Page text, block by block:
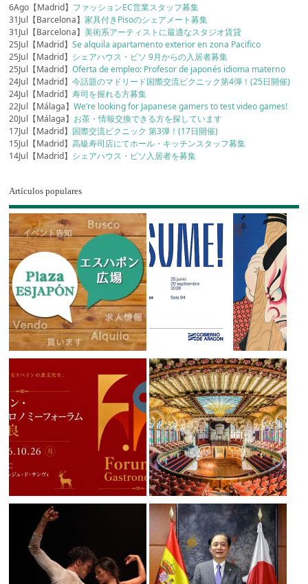
6Ago【Madrid】 ファッションEC営業スタッフ募集
31Jul【Barcelona】家具付きPisoのシェアメート募集
31Jul【Barcelona】美術系アーティストに最適なスタジオ賃貸
25Jul【Madrid】Se alquila apartamento exterior en zona Pacifico
25Jul【Madrid】 シェアハウス・ピソ 9月からの入居者募集
25Jul【Madrid】Oferta de empleo: Profesor de japonés idioma materno
24Jul【Madrid】今話題のマドリード国際交流ピクニック第4弾！(25日開催)
24Jul【Madrid】寿司を握れる方募集
22Jul【Málaga】We’re looking for Japanese gamers to test video games!
20Jul【Málaga】 お茶・情報交換できる方を探しています
17Jul【Madrid】 国際交流ピクニック 第3弾！(17日開催)
15Jul【Madrid】高級寿司店にてホール・キッチンスタッフ募集
14Jul【Madrid】 シェアハウス・ピソ入居者を募集
Artículos populares